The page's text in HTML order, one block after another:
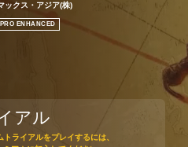
ックス・アジア(株)
PRO ENHANCED
アル
ライアルをプレイするには、